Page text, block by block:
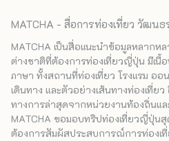
MATCHA - สื่อการท่องเที่ยว วัฒน
MATCHA เป็นสื่อแนะนำข้อมูลหลาก
ต่างชาติที่ต้องการท่องเที่ยวญี่ปุ่น มีเนื้
ภาษา ทั้งสถานที่ท่องเที่ยว โรงแรม อ
เดินทาง และตัวอย่างเส้นทางท่องเที่ย
ทางการล่าสุดจากหน่วยงานท้องถิ่นแ
MATCHA ขอมอบทริปท่องเที่ยวญี่ปุ่น
ต้องการสัมผัสประสบการณ์การท่องเ